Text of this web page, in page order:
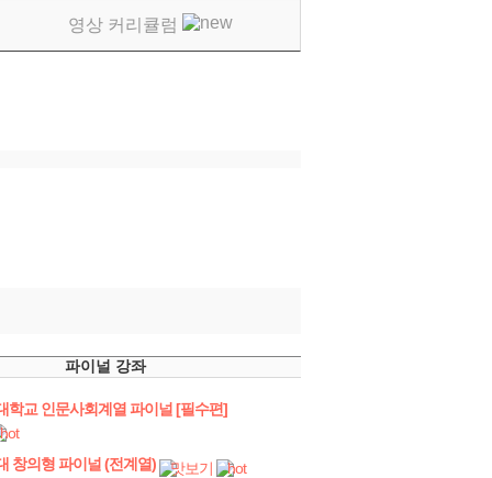
영상 커리큘럼
파이널 강좌
학교 인문사회계열 파이널 [필수편]
창의형 파이널 (전계열)